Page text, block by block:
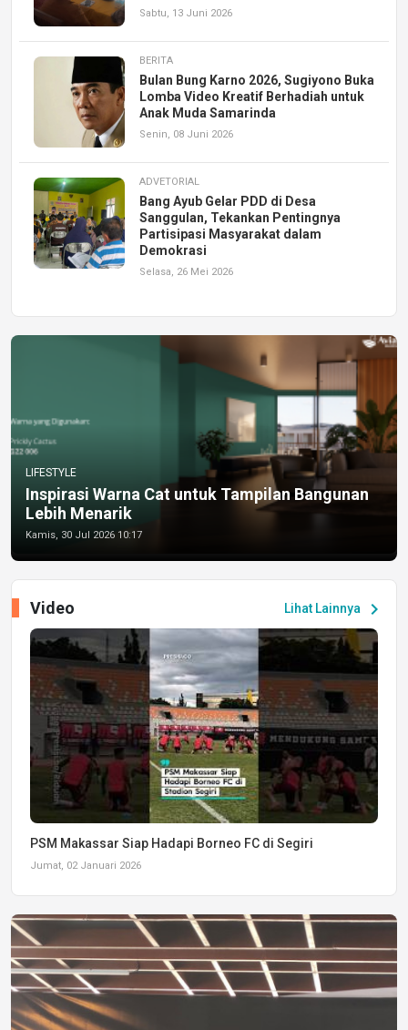
Sabtu, 13 Juni 2026
BERITA
Bulan Bung Karno 2026, Sugiyono Buka
Lomba Video Kreatif Berhadiah untuk
Anak Muda Samarinda
Senin, 08 Juni 2026
ADVETORIAL
Bang Ayub Gelar PDD di Desa
Sanggulan, Tekankan Pentingnya
Partisipasi Masyarakat dalam
Demokrasi
Selasa, 26 Mei 2026
LIFESTYLE
Inspirasi Warna Cat untuk Tampilan Bangunan
Lebih Menarik
Kamis, 30 Jul 2026 10:17
Lihat Lainnya chevron_right
Video
PSM Makassar Siap Hadapi Borneo FC di Segiri
Jumat, 02 Januari 2026